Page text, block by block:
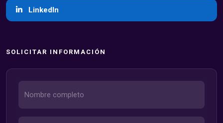
LinkedIn
SOLICITAR INFORMACIÓN